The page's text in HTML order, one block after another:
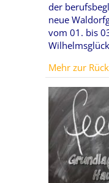
der
neue
vom 01. bis
Mehr zur